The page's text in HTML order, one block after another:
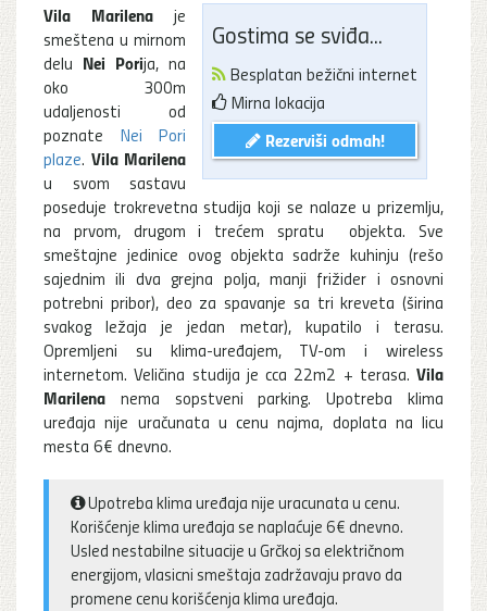
Gostima se sviđa...
Besplatan bežični internet
Mirna lokacija
Rezerviši odmah!
Vila Marilena je
smeštena u mirnom
delu Nei Porija, na
oko 300m
udaljenosti od
poznate Nei Pori
plaze. Vila Marilena
u svom sastavu
poseduje trokrevetna studija koji se nalaze u prizemlju,
na prvom, drugom i trećem spratu objekta. Sve
smeštajne jedinice ovog objekta sadrže kuhinju (rešo
sajednim ili dva grejna polja, manji frižider i osnovni
potrebni pribor), deo za spavanje sa tri kreveta (širina
svakog ležaja je jedan metar), kupatilo i terasu.
Opremljeni su klima-uređajem, TV-om i wireless
internetom. Veličina studija je cca 22m2 + terasa. Vila
Marilena nema sopstveni parking. Upotreba klima
uređaja nije uračunata u cenu najma, doplata na licu
mesta 6€ dnevno.
Upotreba klima uređaja nije uracunata u cenu.
Korišćenje klima uređaja se naplaćuje 6€ dnevno.
Usled nestabilne situacije u Grčkoj sa električnom
energijom, vlasicni smeštaja zadržavaju pravo da
promene cenu korišćenja klima uređaja.